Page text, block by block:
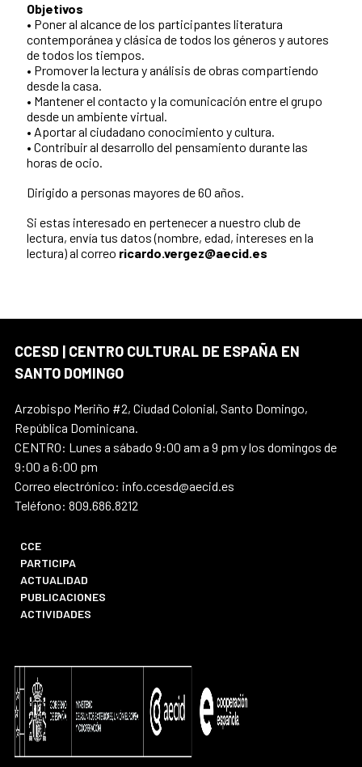
Objetivos
• Poner al alcance de los participantes literatura
contemporánea y clásica de todos los géneros y autores
de todos los tiempos.
• Promover la lectura y análisis de obras compartiendo
desde la casa.
• Mantener el contacto y la comunicación entre el grupo
desde un ambiente virtual.
• Aportar al ciudadano conocimiento y cultura.
• Contribuir al desarrollo del pensamiento durante las
horas de ocio.
Dirigido a personas mayores de 60 años.
Si estas interesado en pertenecer a nuestro club de
lectura, envía tus datos (nombre, edad, intereses en la
lectura) al correo ricardo.vergez@aecid.es
CCESD | CENTRO CULTURAL DE ESPAÑA EN
SANTO DOMINGO
Arzobispo Meriño #2, Ciudad Colonial, Santo Domingo,
República Dominicana.
CENTRO: Lunes a sábado 9:00 am a 9 pm y los domingos de
9:00 a 6:00 pm
Correo electrónico: info.ccesd@aecid.es
Teléfono: 809.686.8212
CCE
PARTICIPA
ACTUALIDAD
PUBLICACIONES
ACTIVIDADES